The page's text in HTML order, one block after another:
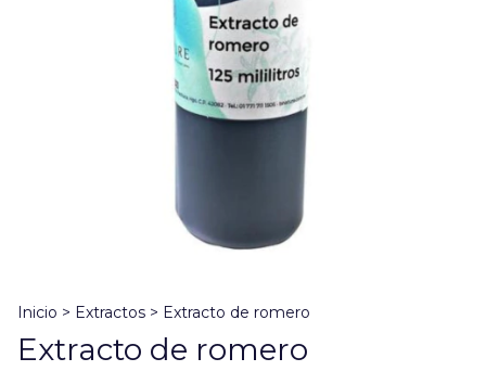
Inicio > Extractos > Extracto de romero
Extracto de romero